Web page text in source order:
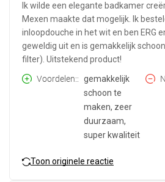
Ik wilde een elegante badkamer
Mexen maakte dat mogelijk. Ik
inloopdouche in het wit en ben ERG
geweldig uit en is gemakkelijk
filter). Uitstekend product!
Voordelen:
gemakkelijk
schoon te
maken, zeer
duurzaam,
super kwaliteit
Toon originele reactie